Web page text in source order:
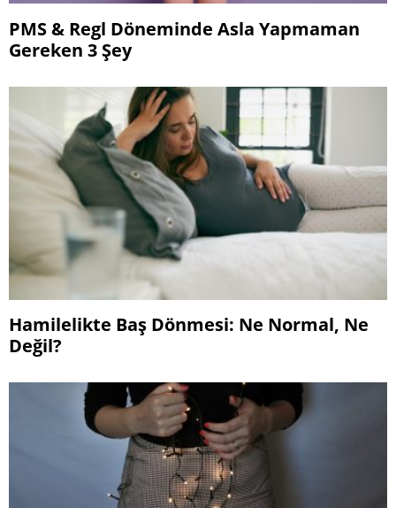
PMS & Regl Döneminde Asla Yapmaman
Gereken 3 Şey
Hamilelikte Baş Dönmesi: Ne Normal, Ne
Değil?